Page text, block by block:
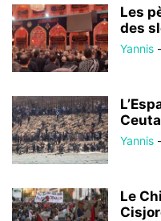
Les
des
Yannis -
Ceuta
Yannis -
Le